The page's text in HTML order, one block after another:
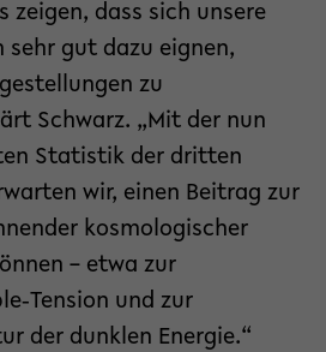
zeigen, dass sich unsere
sehr gut dazu eignen,
zu
Schwarz. „Mit der nun
Statistik der dritten
wir, einen Beitrag zur
kosmologischer
– etwa zur
und zur
der dunklen Energie.“